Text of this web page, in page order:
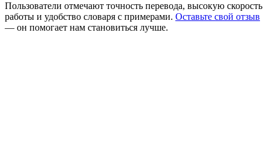
Пользователи отмечают точность перевода, высокую скорость
работы и удобство словаря с примерами. Оставьте свой отзыв
— он помогает нам становиться лучше.